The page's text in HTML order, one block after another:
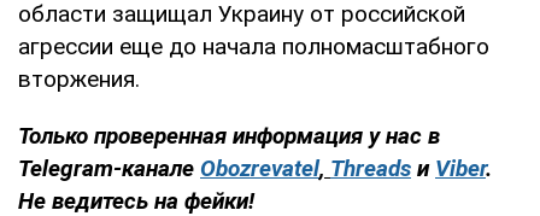
области защищал Украину от российской
агрессии еще до начала полномасштабного
вторжения.
Только проверенная информация у нас в
Telegram-канале Obozrevatel, Threads и Viber.
Не ведитесь на фейки!